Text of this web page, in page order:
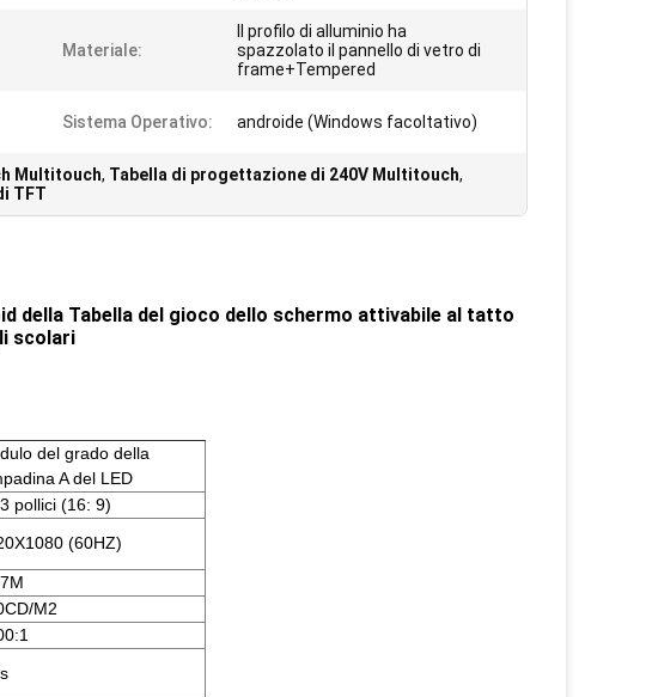
Materiale:
Il profilo di alluminio ha
spazzolato il pannello di vetro di
frame+Tempered
Sistema Operativo: androide (Windows facoltativo)
Multitouch, Tabella di progettazione di 240V Multitouch,
TFT
della Tabella del gioco dello schermo attivabile al tatto
scolari
del grado della
A del LED
pollici (16: 9)
(60HZ)
M2